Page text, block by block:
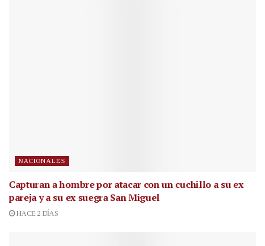
NACIONALES
Capturan a hombre por atacar con un cuchillo a su ex
pareja y a su ex suegra San Miguel
HACE 2 DÍAS